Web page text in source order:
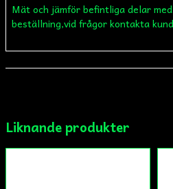
name
Namn
email
Ja, ni får publicera min
Mät och jämför befintliga delar
beställning,vid frågor kontakta
Liknande produkter